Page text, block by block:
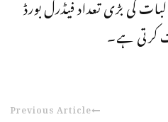
کرتی ہے۔
Previous Article